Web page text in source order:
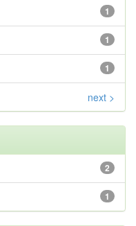
1
1
1
next >
2
1